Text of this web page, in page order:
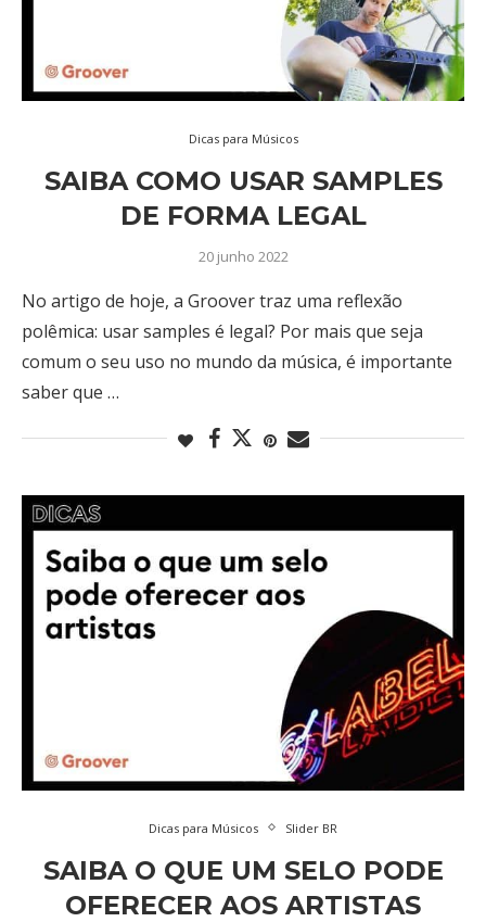
Dicas para Músicos
SAIBA COMO USAR SAMPLES
DE FORMA LEGAL
20 junho 2022
No artigo de hoje, a Groover traz uma reflexão
polêmica: usar samples é legal? Por mais que seja
comum o seu uso no mundo da música, é importante
saber que …
Dicas para Músicos Slider BR
SAIBA O QUE UM SELO PODE
OFERECER AOS ARTISTAS